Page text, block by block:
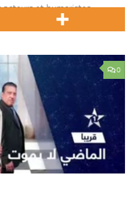
acteurs et humoristes
Rendez-vous sur...
0